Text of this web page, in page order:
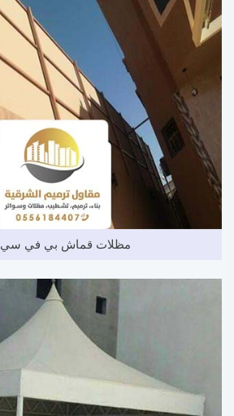
مظلات قماش بي في سي PVC